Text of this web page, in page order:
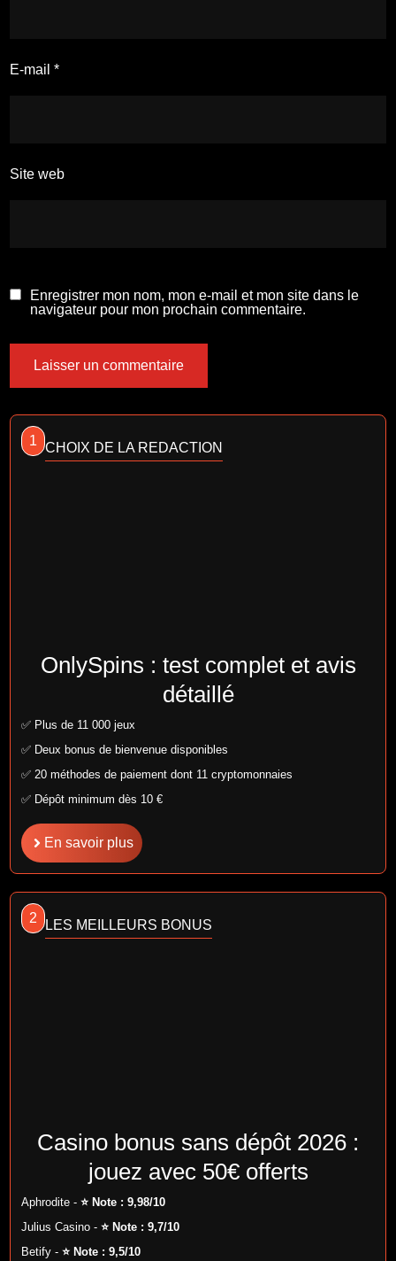
E-mail*
Site web
Enregistrer mon nom, mon e-mail et mon site dans le
navigateur pour mon prochain commentaire.
1 CHOIX DE LA REDACTION
OnlySpins : test complet et avis
détaillé
✅ Plus de 11 000 jeux
✅ Deux bonus de bienvenue disponibles
✅ 20 méthodes de paiement dont 11 cryptomonnaies
✅ Dépôt minimum dès 10 €
En savoir plus
2 LES MEILLEURS BONUS
Casino bonus sans dépôt 2026 :
jouez avec 50€ offerts
Aphrodite -⭐ Note : 9,98/10
Julius Casino -⭐ Note : 9,7/10
Betify -⭐ Note : 9,5/10